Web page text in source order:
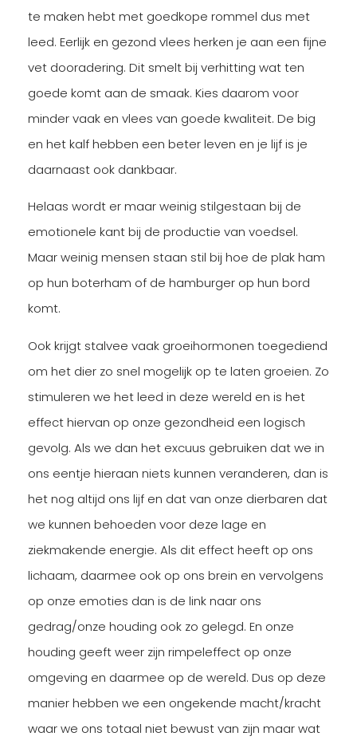
te maken hebt met goedkope rommel dus met
leed. Eerlijk en gezond vlees herken je aan een fijne
vet dooradering. Dit smelt bij verhitting wat ten
goede komt aan de smaak. Kies daarom voor
minder vaak en vlees van goede kwaliteit. De big
en het kalf hebben een beter leven en je lijf is je
daarnaast ook dankbaar.
Helaas wordt er maar weinig stilgestaan bij de
emotionele kant bij de productie van voedsel.
Maar weinig mensen staan stil bij hoe de plak ham
op hun boterham of de hamburger op hun bord
komt.
Ook krijgt stalvee vaak groeihormonen toegediend
om het dier zo snel mogelijk op te laten groeien. Zo
stimuleren we het leed in deze wereld en is het
effect hiervan op onze gezondheid een logisch
gevolg. Als we dan het excuus gebruiken dat we in
ons eentje hieraan niets kunnen veranderen, dan is
het nog altijd ons lijf en dat van onze dierbaren dat
we kunnen behoeden voor deze lage en
ziekmakende energie. Als dit effect heeft op ons
lichaam, daarmee ook op ons brein en vervolgens
op onze emoties dan is de link naar ons
gedrag/onze houding ook zo gelegd. En onze
houding geeft weer zijn rimpeleffect op onze
omgeving en daarmee op de wereld. Dus op deze
manier hebben we een ongekende macht/kracht
waar we ons totaal niet bewust van zijn maar wat